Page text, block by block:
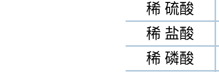
稀 硫酸
稀 盐酸
稀 磷酸